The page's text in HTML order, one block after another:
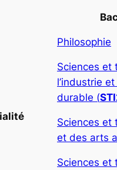
Philosophie
Sciences et
l’industrie
durable (
Sciences et
et des arts
Sciences et